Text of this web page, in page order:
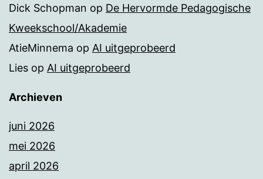
Dick Schopman op De Hervormde Pedagogische
Kweekschool/Akademie
AtieMinnema op AI uitgeprobeerd
Lies op AI uitgeprobeerd
Archieven
juni 2026
mei 2026
april 2026